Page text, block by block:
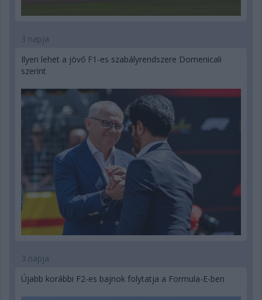
3 napja
Ilyen lehet a jövő F1-es szabályrendszere Domenicali
szerint
3 napja
Újabb korábbi F2-es bajnok folytatja a Formula-E-ben